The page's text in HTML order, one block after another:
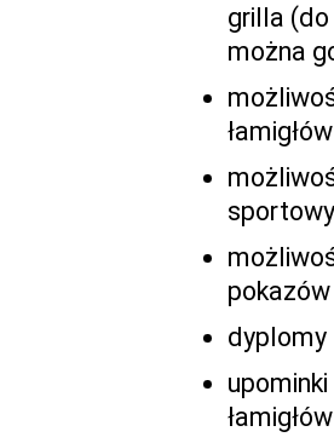
grilla (do
można
dyplomy